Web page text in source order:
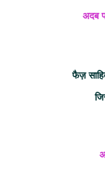
अदब
फैज़